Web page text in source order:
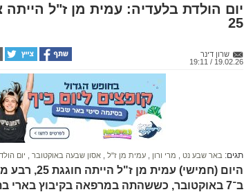
יום הולדת בלעדיה: עמית מן ז"ל הייתה
25
שרון דינר
19.02.26 / 19:11
תגים: באר שבע נט מרי ורון עמית מן ז"ל אסון שבעה באוקטובר יום
היום (חמישי)
ב־7 באוקטובר, כששהתה במרפאה בקיבוץ בארי